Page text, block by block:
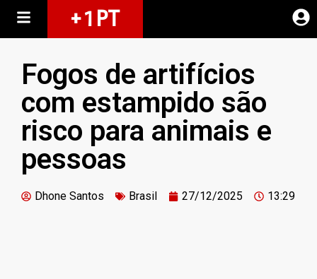
+ 1 PT
Fogos de artifícios
com estampido são
risco para animais e
pessoas
Dhone Santos Brasil 27/12/2025 13:29